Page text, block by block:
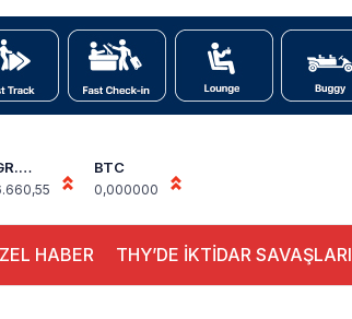
BTC
0,000000
HABER THY’DE İKTİDAR SAVAŞLARI